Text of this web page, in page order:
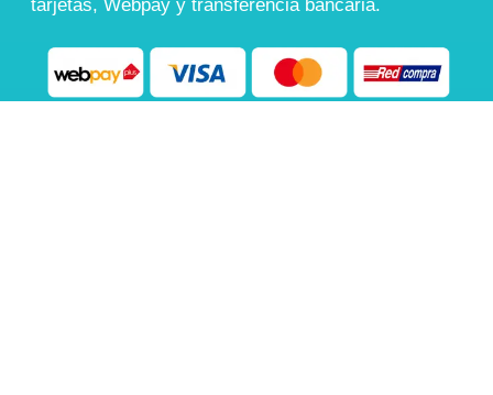
tarjetas, Webpay y transferencia bancaria.